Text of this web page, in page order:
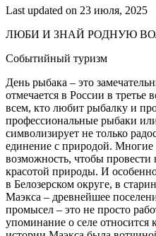
Last updated on 23 июля, 2025
ЛЮБИ И ЗНАЙ РОДНУЮ
Событийный туризм
День рыбака – это
отмечается в России в
всем, кто любит рыбалку и
профессиональные рыбаки
символизирует не только
единение с природой. Многие
возможность, чтобы провести
красотой природы. И
в Белозерском округе, в
Маэкса – древнейшее
промысел – это не просто
упоминание о селе относится